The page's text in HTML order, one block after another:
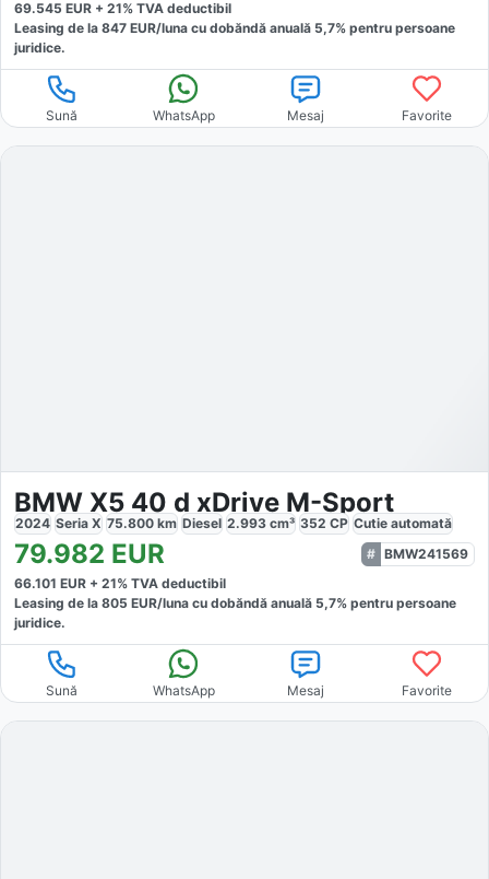
69.545 EUR + 21% TVA deductibil
Leasing de la 847 EUR/luna cu dobăndă anuală 5,7% pentru persoane
juridice.
Sună WhatsApp Mesaj Favorite
BMW X5 40 d xDrive M-Sport
2024 Seria X 75.800 km Diesel 2.993 cm³ 352 CP Cutie automată
79.982 EUR
BMW241569
66.101 EUR + 21% TVA deductibil
Leasing de la 805 EUR/luna cu dobăndă anuală 5,7% pentru persoane
juridice.
Sună WhatsApp Mesaj Favorite